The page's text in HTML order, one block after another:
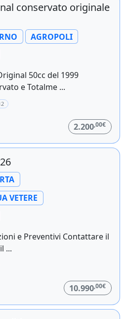
conservato originale
AGROPOLI
50cc del 1999
e Totalme ...
2.200,00€
VETERE
e Preventivi Contattare il
...
10.990,00€